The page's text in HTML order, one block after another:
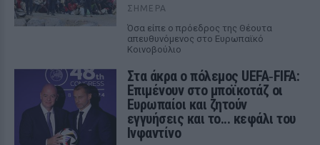
ΣΉΜΕΡΑ
Όσα είπε ο πρόεδρος της Θέουτα
απευθυνόμενος στο Ευρωπαϊκό
Κοινοβούλιο
Στα άκρα ο πόλεμος UEFA‑FIFA:
Επιμένουν στο μποϊκοτάζ οι
Ευρωπαίοι και ζητούν
εγγυήσεις και το... κεφάλι του
Ινφαντίνο